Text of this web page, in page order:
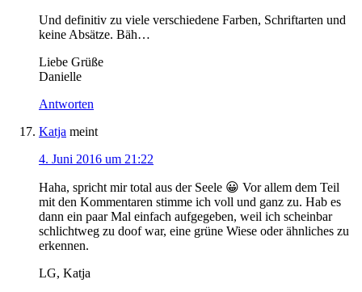
Und definitiv zu viele verschiedene Farben, Schriftarten und
keine Absätze. Bäh…
Liebe Grüße
Danielle
Antworten
Katja meint
4. Juni 2016 um 21:22
Haha, spricht mir total aus der Seele 😀 Vor allem dem Teil
mit den Kommentaren stimme ich voll und ganz zu. Hab es
dann ein paar Mal einfach aufgegeben, weil ich scheinbar
schlichtweg zu doof war, eine grüne Wiese oder ähnliches zu
erkennen.
LG, Katja